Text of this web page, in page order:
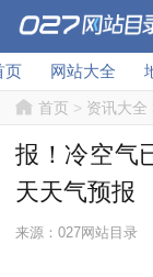
页 网站大全
首页 > 资讯大全
报！冷空气
天天气预报
来源：027网站目录